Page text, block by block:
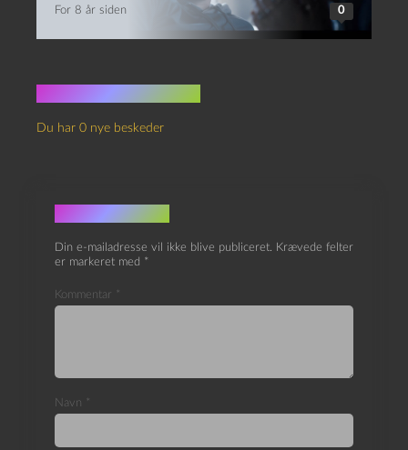
For 8 år siden 0
Du har 0 nye beskeder
Skriv et svar
Din e-mailadresse vil ikke blive publiceret. Krævede felter
er markeret med *
Kommentar *
Navn *